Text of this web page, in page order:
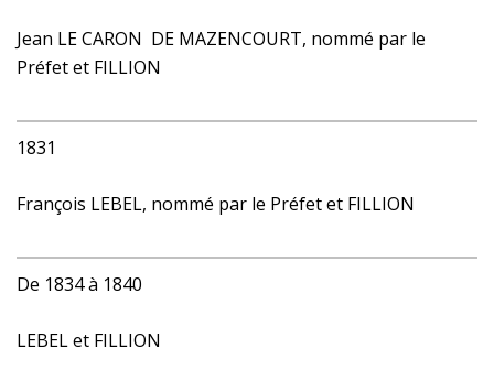
Jean LE CARON DE MAZENCOURT, nommé par le
Préfet et FILLION
1831
François LEBEL, nommé par le Préfet et FILLION
De 1834 à 1840
LEBEL et FILLION